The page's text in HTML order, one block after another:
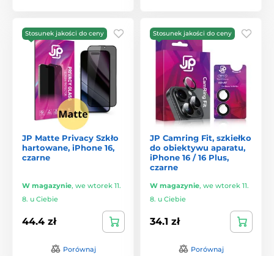
Stosunek jakości do ceny
JP Matte Privacy Szkło
hartowane, iPhone 16,
czarne
W magazynie, we wtorek 11.
8. u Ciebie
44.4 zł
Porównaj
Stosunek jakości do ceny
JP Camring Fit, szkiełko
do obiektywu aparatu,
iPhone 16 / 16 Plus,
czarne
W magazynie, we wtorek 11.
8. u Ciebie
34.1 zł
Porównaj